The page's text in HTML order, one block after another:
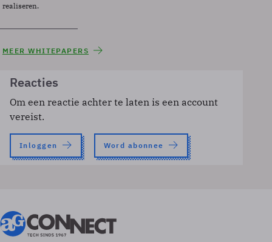
realiseren.
MEER WHITEPAPERS
Reacties
Om een reactie achter te laten is een account
vereist.
Inloggen Word abonnee